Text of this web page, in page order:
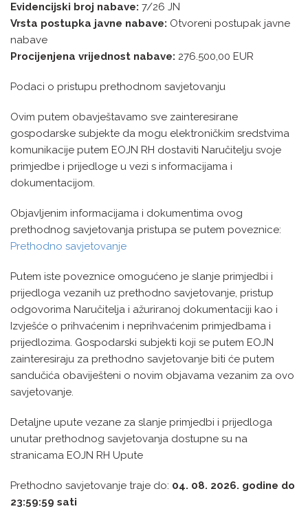
Evidencijski broj nabave: 7/26 JN
Vrsta postupka javne nabave: Otvoreni postupak javne
nabave
Procijenjena vrijednost nabave: 276.500,00 EUR
Podaci o pristupu prethodnom savjetovanju
Ovim putem obavještavamo sve zainteresirane
gospodarske subjekte da mogu elektroničkim sredstvima
komunikacije putem EOJN RH dostaviti Naručitelju svoje
primjedbe i prijedloge u vezi s informacijama i
dokumentacijom.
Objavljenim informacijama i dokumentima ovog
prethodnog savjetovanja pristupa se putem poveznice:
Prethodno savjetovanje
Putem iste poveznice omogućeno je slanje primjedbi i
prijedloga vezanih uz prethodno savjetovanje, pristup
odgovorima Naručitelja i ažuriranoj dokumentaciji kao i
Izvješće o prihvaćenim i neprihvaćenim primjedbama i
prijedlozima. Gospodarski subjekti koji se putem EOJN
zainteresiraju za prethodno savjetovanje biti će putem
sandučića obaviješteni o novim objavama vezanim za ovo
savjetovanje.
Detaljne upute vezane za slanje primjedbi i prijedloga
unutar prethodnog savjetovanja dostupne su na
stranicama EOJN RH Upute
Prethodno savjetovanje traje do: 04. 08. 2026. godine do
23:59:59 sati